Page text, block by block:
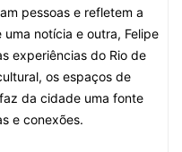
pessoas e refletem a
notícia e outra, Felipe
experiências do Rio de
os espaços de
da cidade uma fonte
e conexões.